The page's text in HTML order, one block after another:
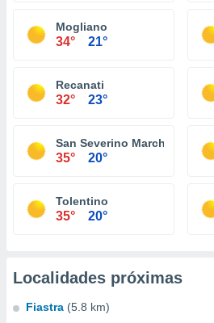
Mogliano
34° 21°
Recanati
32° 23°
San Severino Marche
35° 20°
Tolentino
35° 20°
Localidades próximas
Fiastra (5.8 km)